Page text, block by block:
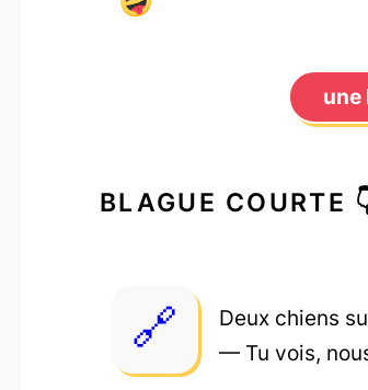
une
BLAGUE COURTE
Deux chiens
— Tu vois,